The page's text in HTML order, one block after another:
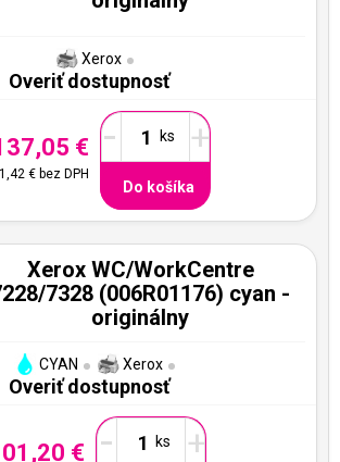
Xerox
Overiť dostupnosť
€
€bez DPH
- +
Do košíka
Xerox WC/WorkCentre
7328 (006R01176) cyan -
originálny
CYAN Xerox
Overiť dostupnosť
€ - +